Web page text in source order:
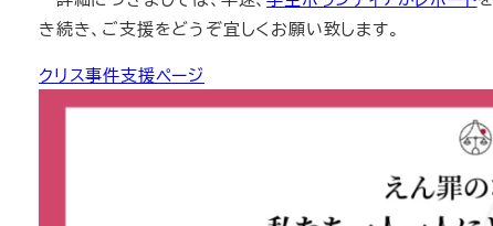
き続き、ご支援をどうぞ宜しくお願い致します。
クリス事件支援ページ